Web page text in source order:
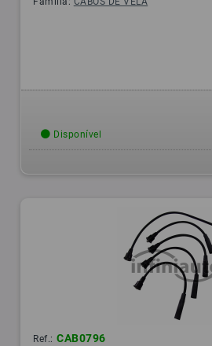
Disponível
Ref.: CAB0796